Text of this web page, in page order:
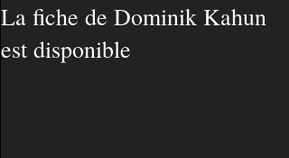
La fiche de Dominik Kahun
est disponible